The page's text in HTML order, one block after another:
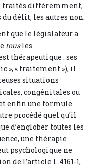
traités différemment,
délit, les autres non.
que le législateur a
tousles
thérapeutique : ses
», « traitement »), il
situations
congénitales ou
et enfin une formule
procédé quel qu’il
d’englober toutes les
une thérapie
psychologique ne
de l’article L.4161-1,